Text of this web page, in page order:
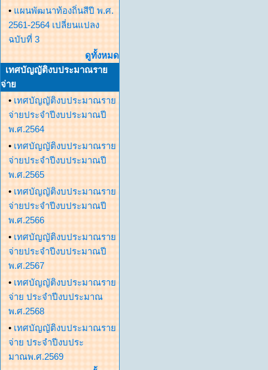
• แผนพัฒนาท้องถิ่นสีปี พ.ศ.
2561-2564 เปลี่ยนแปลง
ฉบับที่ 3
ดูทั้งหมด
เทศบัญญัติงบประมาณราย
จ่าย
• เทศบัญญัติงบประมาณราย
จ่ายประจำปีงบประมาณปี
พ.ศ.2564
• เทศบัญญัติงบประมาณราย
จ่ายประจำปีงบประมาณปี
พ.ศ.2565
• เทศบัญญัติงบประมาณราย
จ่ายประจำปีงบประมาณปี
พ.ศ.2566
• เทศบัญญัติงบประมาณราย
จ่ายประจำปีงบประมาณปี
พ.ศ.2567
• เทศบัญญัติงบประมาณราย
จ่าย ประจำปีงบประมาณ
พ.ศ.2568
• เทศบัญญัติงบประมาณราย
จ่าย ประจำปีงบประ
มาณพ.ศ.2569